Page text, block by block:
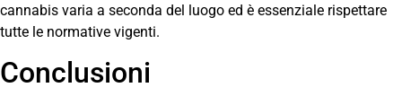
cannabis varia a seconda del luogo ed è essenziale rispettare
tutte le normative vigenti.
Conclusioni